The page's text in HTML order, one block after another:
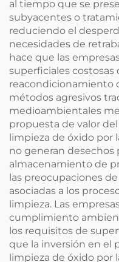
al tiempo que se
subyacentes o
reduciendo el
necesidades de
hace que las
superficiales costosas
reacondicionamiento
métodos agresivos
medioambientales
propuesta de valor
limpieza de óxido por
no generan desechos
almacenamiento de
las preocupaciones
asociadas a los
limpieza. Las
cumplimiento
los requisitos de
que la inversión en el
limpieza de óxido por